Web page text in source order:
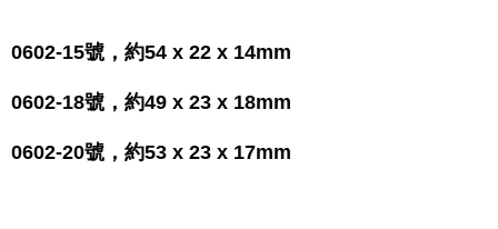
0602-15號，約54 x 22 x 14mm
0602-18號，約49 x 23 x 18mm
0602-20號，約53 x 23 x 17mm